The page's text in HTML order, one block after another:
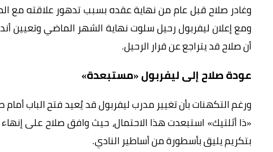
وغادر صلاح قبل عام من نهاية عقده بسبب تدهور علاقته مع
ومع إعلان ليفربول رحيل سلوت نهاية الشهر الماضي وتعيين
أن صلاح قد يتراجع عن قرار الرحيل.
عودة صلاح إلى ليفربول «مستبعدة»
ورغم التكهنات بأن تغيير مدرب ليفربول قد يُعيد فتح الباب أمام
«ذا أثلتيك» استبعدت هذا الاحتمال، حيث وافق صلاح على
بتكريم يليق بأسطورة من أساطير النادي.